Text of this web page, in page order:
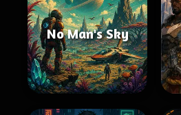
No Man's Sky